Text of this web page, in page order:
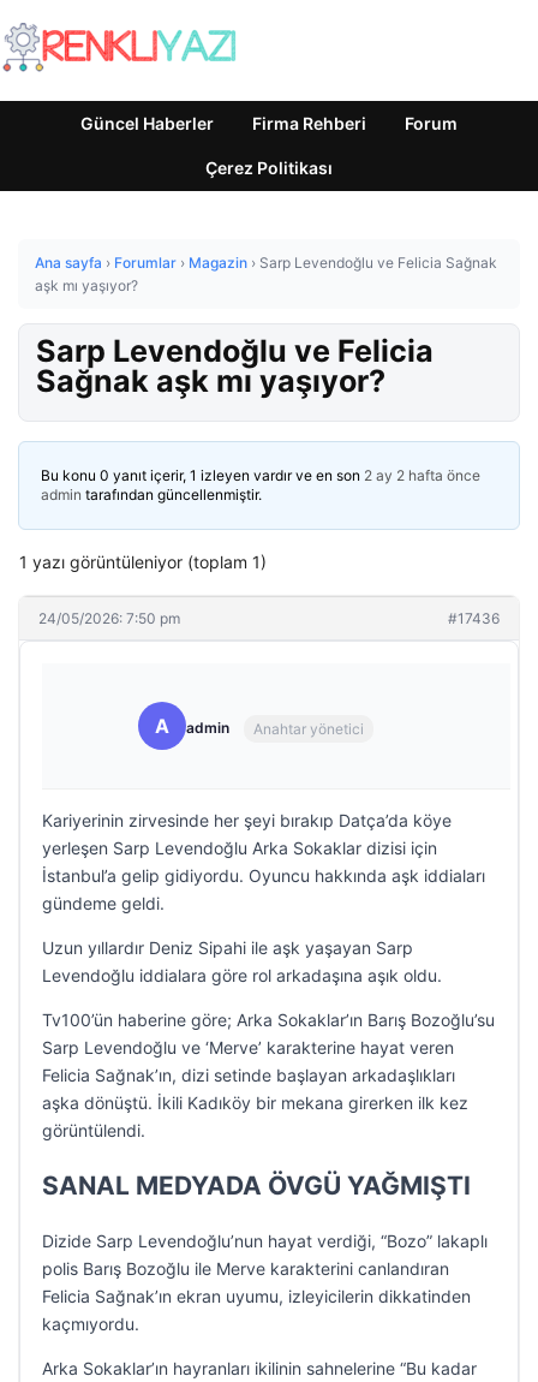
Güncel Haberler Firma Rehberi Forum
Çerez Politikası
Ana sayfa › Forumlar › Magazin › Sarp Levendoğlu ve Felicia Sağnak
aşk mı yaşıyor?
Sarp Levendoğlu ve Felicia
Sağnak aşk mı yaşıyor?
Bu konu 0 yanıt içerir, 1 izleyen vardır ve en son 2 ay 2 hafta önce
admin tarafından güncellenmiştir.
1 yazı görüntüleniyor (toplam 1)
24/05/2026: 7:50 pm #17436
A admin Anahtar yönetici
Kariyerinin zirvesinde her şeyi bırakıp Datça’da köye
yerleşen Sarp Levendoğlu Arka Sokaklar dizisi için
İstanbul’a gelip gidiyordu. Oyuncu hakkında aşk iddiaları
gündeme geldi.
Uzun yıllardır Deniz Sipahi ile aşk yaşayan Sarp
Levendoğlu iddialara göre rol arkadaşına aşık oldu.
Tv100’ün haberine göre; Arka Sokaklar’ın Barış Bozoğlu’su
Sarp Levendoğlu ve ‘Merve’ karakterine hayat veren
Felicia Sağnak’ın, dizi setinde başlayan arkadaşlıkları
aşka dönüştü. İkili Kadıköy bir mekana girerken ilk kez
görüntülendi.
SANAL MEDYADA ÖVGÜ YAĞMIŞTI
Dizide Sarp Levendoğlu’nun hayat verdiği, “Bozo” lakaplı
polis Barış Bozoğlu ile Merve karakterini canlandıran
Felicia Sağnak’ın ekran uyumu, izleyicilerin dikkatinden
kaçmıyordu.
Arka Sokaklar’ın hayranları ikilinin sahnelerine “Bu kadar